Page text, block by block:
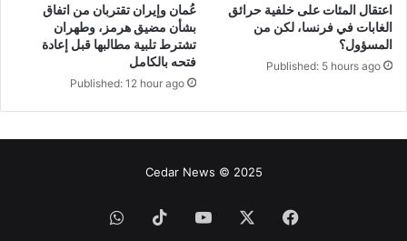
اعتقال المئات على خلفية حرائق
الغابات في فرنسا، لكن من
المسؤول؟
Published: 5 hours ago
عُمان وإيران تقتربان من اتفاق
بشأن مضيق هرمز، وطهران
تشترط تلبية مطالبها قبل إعادة
فتحه بالكامل
Published: 12 hour ago
Cedar News © 2025
فيسبوك ‫YouTube
‫TikTokواتساب